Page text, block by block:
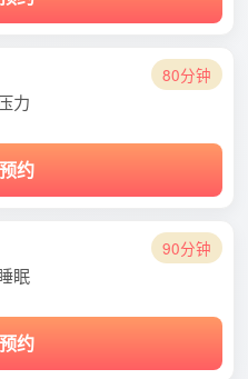
80分钟
力
约
90分钟
眠
约